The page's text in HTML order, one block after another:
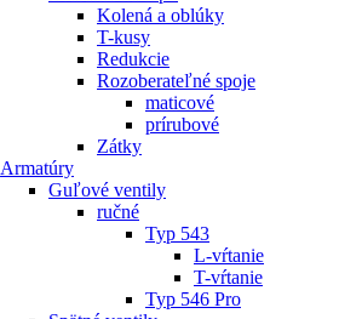
Kolená a oblúky
T-kusy
Redukcie
Rozoberateľné spoje
maticové
prírubové
Zátky
Armatúry
Guľové ventily
ručné
Typ 543
L-vŕtanie
T-vŕtanie
Typ 546 Pro